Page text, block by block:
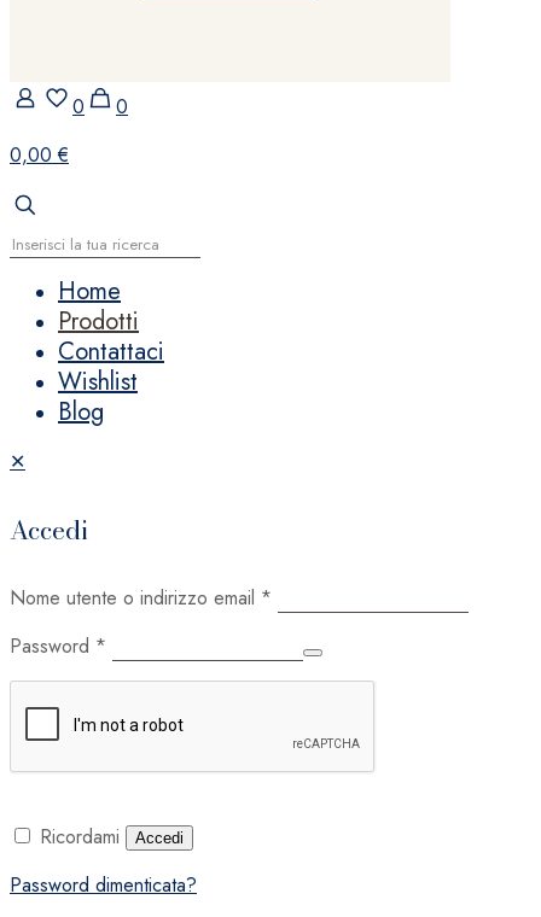
0
0
0,00 €
Home
Prodotti
Contattaci
Wishlist
Blog
✕
Accedi
Nome utente o indirizzo email *
Password *
Ricordami Accedi
Password dimenticata?